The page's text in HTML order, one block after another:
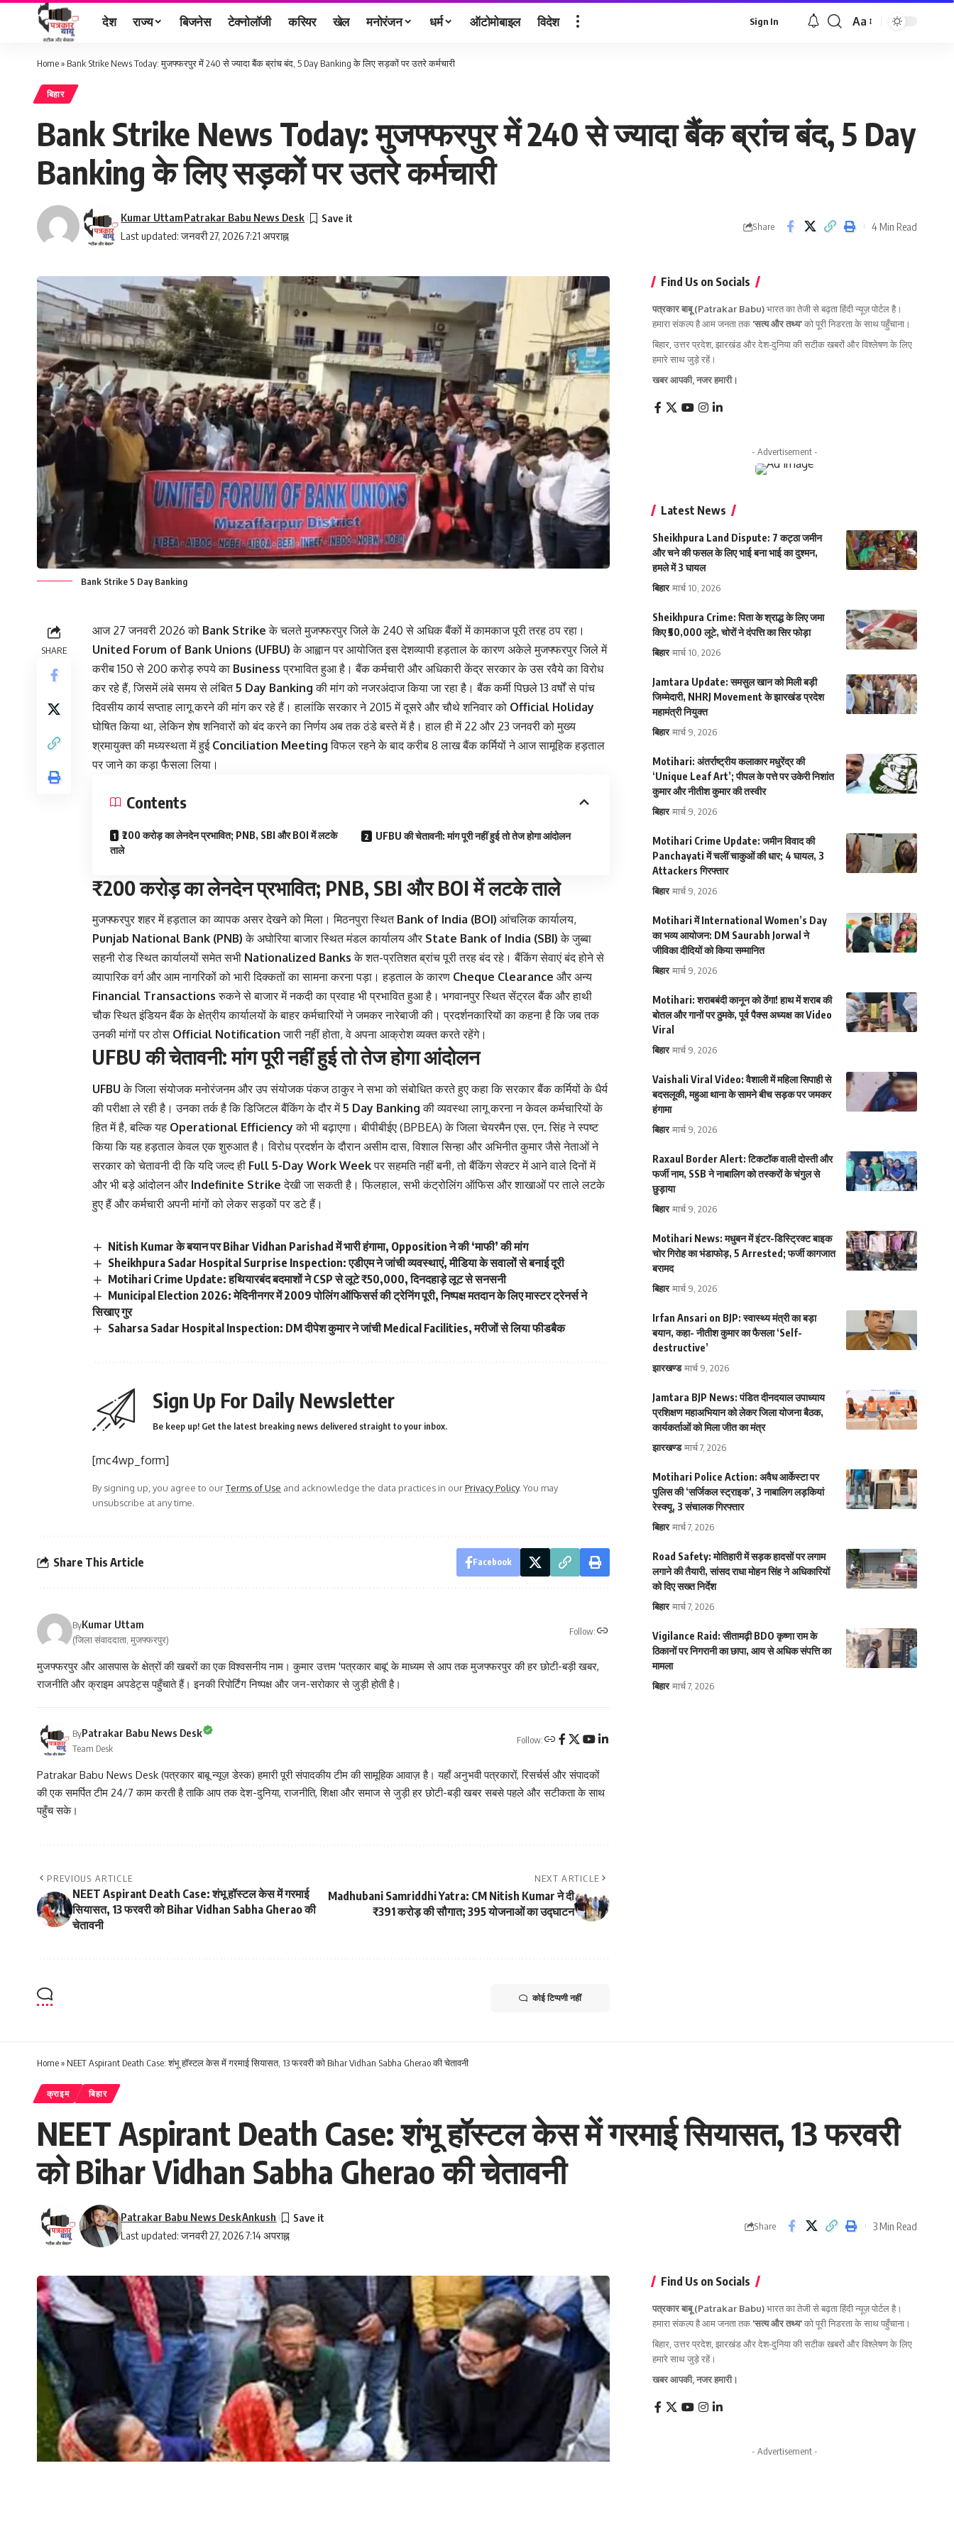
देश राज्य बिजनेस टेक्नोलॉजी करियर खेल मनोरंजन धर्म ऑटोमोबाइल विदेश Sign In
Font
Aa
Home» Bank Strike News Today: मुजफ्फरपुर में 240 से ज्यादा बैंक ब्रांच बंद, 5 Day Banking के लिए सड़कों पर उतरे कर्मचारी
बिहार
Bank Strike News Today: मुजफ्फरपुर में 240 से ज्यादा बैंक ब्रांच बंद, 5 Day
Banking के लिए सड़कों पर उतरे कर्मचारी
Last updated: जनवरी 27, 2026 7:21 अपराह्न
Kumar UttamPatrakar Babu News Desk
Share 4 Min Read
Bank Strike 5 Day Banking
SHARE
आज 27 जनवरी 2026 को Bank Strike के चलते मुजफ्फरपुर जिले के 240 से अधिक बैंकों में कामकाज पूरी तरह ठप रहा।
United Forum of Bank Unions (UFBU) के आह्वान पर आयोजित इस देशव्यापी हड़ताल के कारण अकेले मुजफ्फरपुर जिले में
करीब 150 से 200 करोड़ रुपये का Business प्रभावित हुआ है। बैंक कर्मचारी और अधिकारी केंद्र सरकार के उस रवैये का विरोध
कर रहे हैं, जिसमें लंबे समय से लंबित5 Day Banking की मांग को नजरअंदाज किया जा रहा है। बैंक कर्मी पिछले 13 वर्षों से पांच
दिवसीय कार्य सप्ताह लागू करने की मांग कर रहे हैं। हालांकि सरकार ने 2015 में दूसरे और चौथे शनिवार को Official Holiday
घोषित किया था, लेकिन शेष शनिवारों को बंद करने का निर्णय अब तक ठंडे बस्ते में है। हाल ही में 22 और 23 जनवरी को मुख्य
श्रमायुक्त की मध्यस्थता में हुई Conciliation Meeting विफल रहने के बाद करीब 8 लाख बैंक कर्मियों ने आज सामूहिक हड़ताल
पर जाने का कड़ा फैसला लिया।
Contents
₹200 करोड़ का लेनदेन प्रभावित; PNB, SBI और BOI में लटके
ताले
UFBU की चेतावनी: मांग पूरी नहीं हुई तो तेज होगा आंदोलन
₹200 करोड़ का लेनदेन प्रभावित; PNB, SBI और BOI में लटके ताले
मुजफ्फरपुर शहर में हड़ताल का व्यापक असर देखने को मिला। मिठनपुरा स्थित Bank of India (BOI) आंचलिक कार्यालय,
Punjab National Bank (PNB) के अघोरिया बाजार स्थित मंडल कार्यालय और State Bank of India (SBI) के जुब्बा
सहनी रोड स्थित कार्यालयों समेत सभी Nationalized Banks के शत-प्रतिशत ब्रांच पूरी तरह बंद रहे। बैंकिंग सेवाएं बंद होने से
व्यापारिक वर्ग और आम नागरिकों को भारी दिक्कतों का सामना करना पड़ा। हड़ताल के कारण Cheque Clearance और अन्य
Financial Transactions रुकने से बाजार में नकदी का प्रवाह भी प्रभावित हुआ है। भगवानपुर स्थित सेंट्रल बैंक और हाथी
चौक स्थित इंडियन बैंक के क्षेत्रीय कार्यालयों के बाहर कर्मचारियों ने जमकर नारेबाजी की। प्रदर्शनकारियों का कहना है कि जब तक
उनकी मांगों पर ठोस Official Notification जारी नहीं होता, वे अपना आक्रोश व्यक्त करते रहेंगे।
UFBU की चेतावनी: मांग पूरी नहीं हुई तो तेज होगा आंदोलन
UFBU के जिला संयोजक मनोरंजनम और उप संयोजक पंकज ठाकुर ने सभा को संबोधित करते हुए कहा कि सरकार बैंक कर्मियों के धैर्य
की परीक्षा ले रही है। उनका तर्क है कि डिजिटल बैंकिंग के दौर में5 Day Banking की व्यवस्था लागू करना न केवल कर्मचारियों के
हित में है, बल्कि यह Operational Efficiencyको भी बढ़ाएगा। बीपीबीईए (BPBEA) के जिला चेयरमैन एस. एन. सिंह ने स्पष्ट
किया कि यह हड़ताल केवल एक शुरुआत है। विरोध प्रदर्शन के दौरान असीम दास, विशाल सिन्हा और अभिनीत कुमार जैसे नेताओं ने
सरकार को चेतावनी दी कि यदि जल्द ही Full 5-Day Work Weekपर सहमति नहीं बनी, तो बैंकिंग सेक्टर में आने वाले दिनों में
और भी बड़े आंदोलन और Indefinite Strike देखी जा सकती है। फिलहाल, सभी कंट्रोलिंग ऑफिस और शाखाओं पर ताले लटके
हुए हैं और कर्मचारी अपनी मांगों को लेकर सड़कों पर डटे हैं।
Nitish Kumar के बयान पर Bihar Vidhan Parishad में भारी हंगामा, Opposition ने की ‘माफी’ की मांग
Sheikhpura Sadar Hospital Surprise Inspection: एडीएम ने जांची व्यवस्थाएं, मीडिया के सवालों से बनाई दूरी
Motihari Crime Update: हथियारबंद बदमाशों ने CSP से लूटे ₹50,000, दिनदहाड़े लूट से सनसनी
Municipal Election 2026: मेदिनीनगर में 2009 पोलिंग ऑफिसर्स की ट्रेनिंग पूरी, निष्पक्ष मतदान के लिए मास्टर ट्रेनर्स ने
सिखाए गुर
Saharsa Sadar Hospital Inspection: DM दीपेश कुमार ने जांची Medical Facilities, मरीजों से लिया फीडबैक
Sign Up For Daily Newsletter
Be keep up! Get the latest breaking news delivered straight to your inbox.
[mc4wp_form]
By signing up, you agree to ourTerms of Use and acknowledge the data practices in ourPrivacy Policy. You may
unsubscribe at any time.
Share This Article Facebook
ByKumar Uttam
(जिला संवाददाता, मुजफ्फरपुर)
Follow:
मुजफ्फरपुर और आसपास के क्षेत्रों की खबरों का एक विश्वसनीय नाम। कुमार उत्तम 'पत्रकार बाबू' के माध्यम से आप तक मुजफ्फरपुर की हर छोटी-बड़ी खबर,
राजनीति और क्राइम अपडेट्स पहुँचाते हैं। इनकी रिपोर्टिंग निष्पक्ष और जन-सरोकार से जुड़ी होती है।
ByPatrakar Babu News Desk
Team Desk
Follow:
Patrakar Babu News Desk (पत्रकार बाबू न्यूज़ डेस्क) हमारी पूरी संपादकीय टीम की सामूहिक आवाज़ है। यहाँ अनुभवी पत्रकारों, रिसर्चर्स और संपादकों
की एक समर्पित टीम 24/7 काम करती है ताकि आप तक देश-दुनिया, राजनीति, शिक्षा और समाज से जुड़ी हर छोटी-बड़ी खबर सबसे पहले और सटीकता के साथ
पहुँच सके।
PREVIOUS ARTICLE
NEET Aspirant Death Case: शंभू हॉस्टल केस में गरमाई
सियासत, 13 फरवरी को Bihar Vidhan Sabha Gherao की
चेतावनी
NEXT ARTICLE
Madhubani Samriddhi Yatra: CM Nitish Kumar ने दी
₹391 करोड़ की सौगात; 395 योजनाओं का उद्घाटन
कोई टिप्पणी नहीं
Find Us on Socials
पत्रकार बाबू (Patrakar Babu)भारत का तेजी से बढ़ता हिंदी न्यूज़ पोर्टल है।
हमारा संकल्प है आम जनता तक 'सत्य और तथ्य'को पूरी निडरता के साथ पहुँचाना।
बिहार, उत्तर प्रदेश, झारखंड और देश-दुनिया की सटीक खबरों और विश्लेषण के लिए
हमारे साथ जुड़े रहें।
खबर आपकी, नजर हमारी।
- Advertisement -
Latest News
Sheikhpura Land Dispute: 7 कट्ठा जमीन
और चने की फसल के लिए भाई बना भाई का दुश्मन,
हमले में 3 घायल
बिहार मार्च 10, 2026
Sheikhpura Crime: पिता के श्राद्ध के लिए जमा
किए ₹50,000 लूटे, चोरों ने दंपत्ति का सिर फोड़ा
बिहार मार्च 10, 2026
Jamtara Update: समसुल खान को मिली बड़ी
जिम्मेदारी, NHRJ Movement के झारखंड प्रदेश
महामंत्री नियुक्त
बिहार मार्च 9, 2026
Motihari: अंतर्राष्ट्रीय कलाकार मधुरेंद्र की
‘Unique Leaf Art’; पीपल के पत्ते पर उकेरी निशांत
कुमार और नीतीश कुमार की तस्वीर
बिहार मार्च 9, 2026
Motihari Crime Update: जमीन विवाद की
Panchayati में चलीं चाकुओं की धार; 4 घायल, 3
Attackers गिरफ्तार
बिहार मार्च 9, 2026
Motihari में International Women’s Day
का भव्य आयोजन: DM Saurabh Jorwal ने
जीविका दीदियों को किया सम्मानित
बिहार मार्च 9, 2026
Motihari: शराबबंदी कानून को ठेंगा! हाथ में शराब की
बोतल और गानों पर ठुमके, पूर्व पैक्स अध्यक्ष का Video
Viral
बिहार मार्च 9, 2026
Vaishali Viral Video: वैशाली में महिला सिपाही से
बदसलूकी, महुआ थाना के सामने बीच सड़क पर जमकर
हंगामा
बिहार मार्च 9, 2026
Raxaul Border Alert: टिकटॉक वाली दोस्ती और
फर्जी नाम, SSB ने नाबालिग को तस्करों के चंगुल से
छुड़ाया
बिहार मार्च 9, 2026
Motihari News: मधुबन में इंटर-डिस्ट्रिक्ट बाइक
चोर गिरोह का भंडाफोड़, 5 Arrested; फर्जी कागजात
बरामद
बिहार मार्च 9, 2026
Irfan Ansari on BJP: स्वास्थ्य मंत्री का बड़ा
बयान, कहा- नीतीश कुमार का फैसला ‘Self-
destructive’
झारखण्ड मार्च 9, 2026
Jamtara BJP News: पंडित दीनदयाल उपाध्याय
प्रशिक्षण महाअभियान को लेकर जिला योजना बैठक,
कार्यकर्ताओं को मिला जीत का मंत्र
झारखण्ड मार्च 7, 2026
Motihari Police Action: अवैध आर्केस्टा पर
पुलिस की ‘सर्जिकल स्ट्राइक’, 3 नाबालिग लड़कियां
रेस्क्यू, 3 संचालक गिरफ्तार
बिहार मार्च 7, 2026
Road Safety: मोतिहारी में सड़क हादसों पर लगाम
लगाने की तैयारी, सांसद राधा मोहन सिंह ने अधिकारियों
को दिए सख्त निर्देश
बिहार मार्च 7, 2026
Vigilance Raid: सीतामढ़ी BDO कृष्णा राम के
ठिकानों पर निगरानी का छापा, आय से अधिक संपत्ति का
मामला
बिहार मार्च 7, 2026
Home» NEET Aspirant Death Case: शंभू हॉस्टल केस में गरमाई सियासत, 13 फरवरी को Bihar Vidhan Sabha Gherao की चेतावनी
क्राइम बिहार
NEET Aspirant Death Case: शंभू हॉस्टल केस में गरमाई सियासत, 13 फरवरी
को Bihar Vidhan Sabha Gherao की चेतावनी
Last updated: जनवरी 27, 2026 7:14 अपराह्न
Patrakar Babu News DeskAnkush
Share 3 Min Read
Find Us on Socials
पत्रकार बाबू (Patrakar Babu)भारत का तेजी से बढ़ता हिंदी न्यूज़ पोर्टल है।
हमारा संकल्प है आम जनता तक 'सत्य और तथ्य'को पूरी निडरता के साथ पहुँचाना।
बिहार, उत्तर प्रदेश, झारखंड और देश-दुनिया की सटीक खबरों और विश्लेषण के लिए
हमारे साथ जुड़े रहें।
खबर आपकी, नजर हमारी।
- Advertisement -